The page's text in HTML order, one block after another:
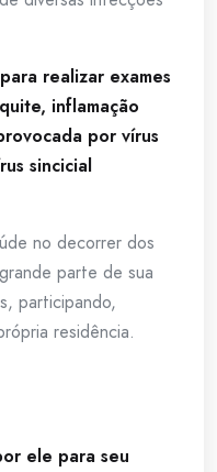
realizar exames
inflamação
por vírus
sincicial
no decorrer dos
parte de sua
participando,
residência.
ele para seu